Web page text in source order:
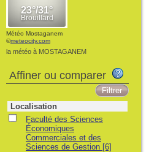
Météo Mostaganem
©meteocity.com
la météo à MOSTAGANEM
Affiner ou comparer
Localisation
Faculté des Sciences
Économiques
Commerciales et des
Sciences de Gestion [6]